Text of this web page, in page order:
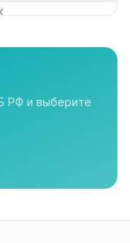
лицензию.
РФ и выберите